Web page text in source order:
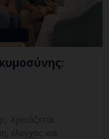
Χρειάζεται
έλεγχος και